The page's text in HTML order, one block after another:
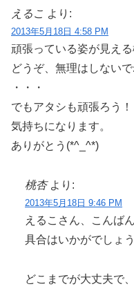
えるこ より:
2013年5月18日 4:58 PM
頑張っている姿が見え
どうぞ、無理はしない
・・・
でもアタシも頑張ろう！
気持ちになります。
ありがとう(*^_^*)
桃杏 より:
2013年5月18日 9:46 PM
えるこさん、こんば
具合はいかがでしょう
どこまでが大丈夫で